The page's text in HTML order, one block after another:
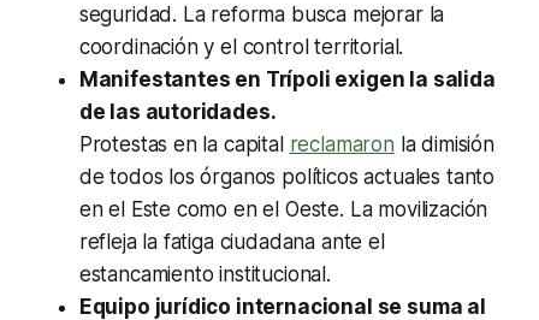
seguridad. La reforma busca mejorar la
coordinación y el control territorial.
Manifestantes en Trípoli exigen la salida
de las autoridades.
Protestas en la capital reclamaron la dimisión
de todos los órganos políticos actuales tanto
en el Este como en el Oeste. La movilización
refleja la fatiga ciudadana ante el
estancamiento institucional.
Equipo jurídico internacional se suma al